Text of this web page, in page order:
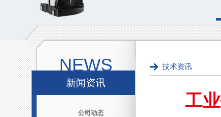
NEWS
新闻资讯
公司动态
技术资讯
工